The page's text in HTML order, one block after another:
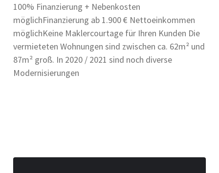
100% Finanzierung + Nebenkosten
möglichFinanzierung ab 1.900 € Nettoeinkommen
möglichKeine Maklercourtage für Ihren Kunden Die
vermieteten Wohnungen sind zwischen ca. 62m² und
87m² groß. In 2020 / 2021 sind noch diverse
Modernisierungen